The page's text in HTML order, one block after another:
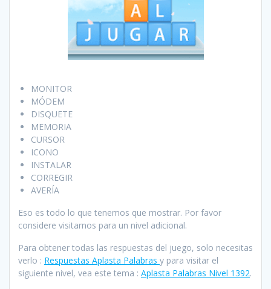
MONITOR
MÓDEM
DISQUETE
MEMORIA
CURSOR
ICONO
INSTALAR
CORREGIR
AVERÍA
Eso es todo lo que tenemos que mostrar. Por favor
considere visitarnos para un nivel adicional.
Para obtener todas las respuestas del juego, solo necesitas
verlo : Respuestas Aplasta Palabras y para visitar el
siguiente nivel, vea este tema : Aplasta Palabras Nivel 1392.